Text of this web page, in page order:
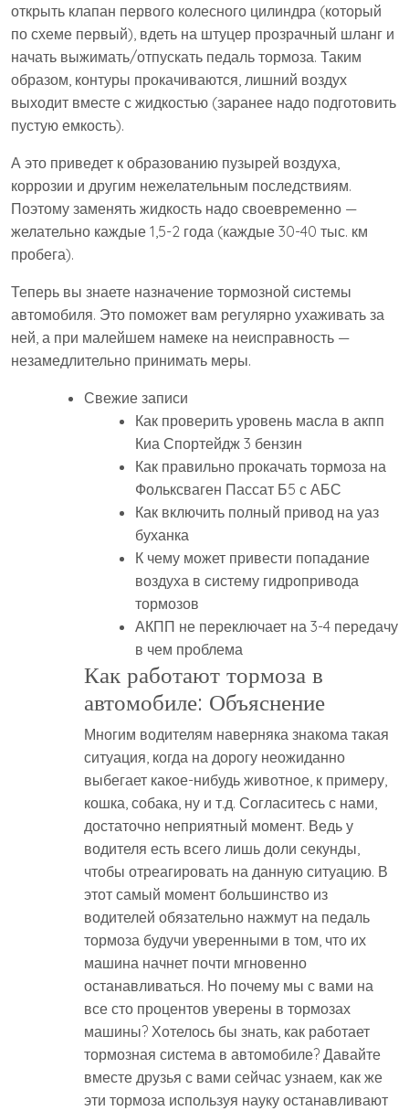
открыть клапан первого колесного цилиндра (который
по схеме первый), вдеть на штуцер прозрачный шланг и
начать выжимать/отпускать педаль тормоза. Таким
образом, контуры прокачиваются, лишний воздух
выходит вместе с жидкостью (заранее надо подготовить
пустую емкость).
А это приведет к образованию пузырей воздуха,
коррозии и другим нежелательным последствиям.
Поэтому заменять жидкость надо своевременно —
желательно каждые 1,5-2 года (каждые 30-40 тыс. км
пробега).
Теперь вы знаете назначение тормозной системы
автомобиля. Это поможет вам регулярно ухаживать за
ней, а при малейшем намеке на неисправность —
незамедлительно принимать меры.
Свежие записи
Как проверить уровень масла в акпп
Киа Спортейдж 3 бензин
Как правильно прокачать тормоза на
Фольксваген Пассат Б5 с АБС
Как включить полный привод на уаз
буханка
К чему может привести попадание
воздуха в систему гидропривода
тормозов
АКПП не переключает на 3-4 передачу
в чем проблема
Как работают тормоза в
автомобиле: Объяснение
Многим водителям наверняка знакома такая
ситуация, когда на дорогу неожиданно
выбегает какое-нибудь животное, к примеру,
кошка, собака, ну и т.д. Согласитесь с нами,
достаточно неприятный момент. Ведь у
водителя есть всего лишь доли секунды,
чтобы отреагировать на данную ситуацию. В
этот самый момент большинство из
водителей обязательно нажмут на педаль
тормоза будучи уверенными в том, что их
машина начнет почти мгновенно
останавливаться. Но почему мы с вами на
все сто процентов уверены в тормозах
машины? Хотелось бы знать, как работает
тормозная система в автомобиле? Давайте
вместе друзья с вами сейчас узнаем, как же
эти тормоза используя науку останавливают